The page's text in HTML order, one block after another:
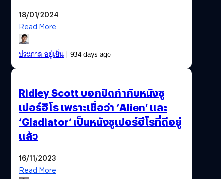
18/01/2024
Read More
ประภาส อยู่เย็น| 934 days ago
Ridley Scott บอกปัดกำกับหนังซู
เปอร์ฮีโร เพราะเชื่อว่า ‘Alien’ และ
‘Gladiator’ เป็นหนังซูเปอร์ฮีโรที่ดีอยู่
แล้ว
16/11/2023
Read More